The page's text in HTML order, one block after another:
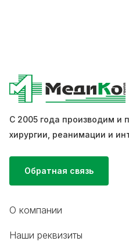
С 2005 года производим и
хирургии, реанимации и
Обратная связь
О компании
Наши реквизиты